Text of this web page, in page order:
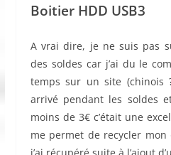
Boitier HDD USB3
A vrai dire, je ne suis pas
des soldes car j’ai du le
temps sur un site (chinois
arrivé pendant les soldes
moins de 3€ c’était une
me permet de recycler
j’ai récupéré suite à l’ajout